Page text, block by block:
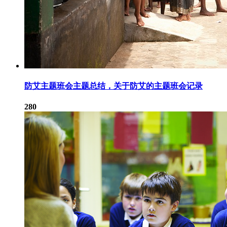
防艾主题班会主题总结，关于防艾的主题班会记录
280